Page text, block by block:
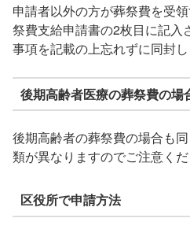
申請者以外の方が葬祭費を受
祭費支給申請書の2枚目に記入
事項を記載の上忘れずに同封し
後期高齢者医療の葬祭費の場
後期高齢者の葬祭費の場合も
類が異なりますのでご注意くだ
区役所で申請方法